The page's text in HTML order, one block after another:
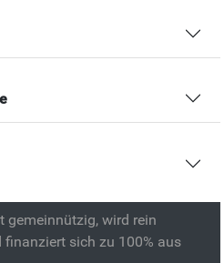
gemeinnützig, wird rein
sich zu 100% aus